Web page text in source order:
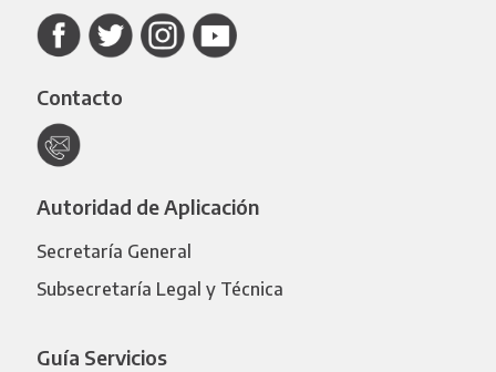
Contacto
Autoridad de Aplicación
Secretaría General
Subsecretaría Legal y Técnica
Guía Servicios